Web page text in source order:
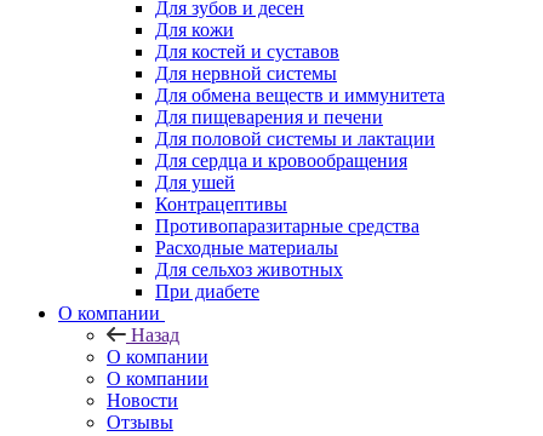
Для зубов и десен
Для кожи
Для костей и суставов
Для нервной системы
Для обмена веществ и иммунитета
Для пищеварения и печени
Для половой системы и лактации
Для сердца и кровообращения
Для ушей
Контрацептивы
Противопаразитарные средства
Расходные материалы
Для сельхоз животных
При диабете
О компании
Назад
О компании
О компании
Новости
Отзывы